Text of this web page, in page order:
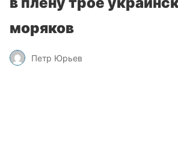
моряков
Петр Юрьев